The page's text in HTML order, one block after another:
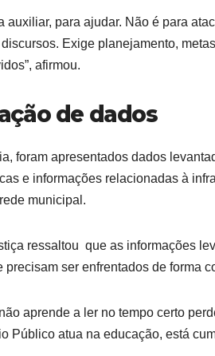
auxiliar, para ajudar. Não é para
Exige planejamento,
afirmou.
de dados
foram apresentados dados
e informações relacionadas à
municipal.
ressaltou que as informações
precisam ser enfrentados de forma
aprende a ler no tempo certo
Público atua na educação, está